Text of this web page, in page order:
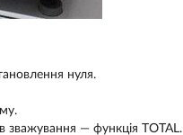
нуля.
зважування — функція TOTAL.